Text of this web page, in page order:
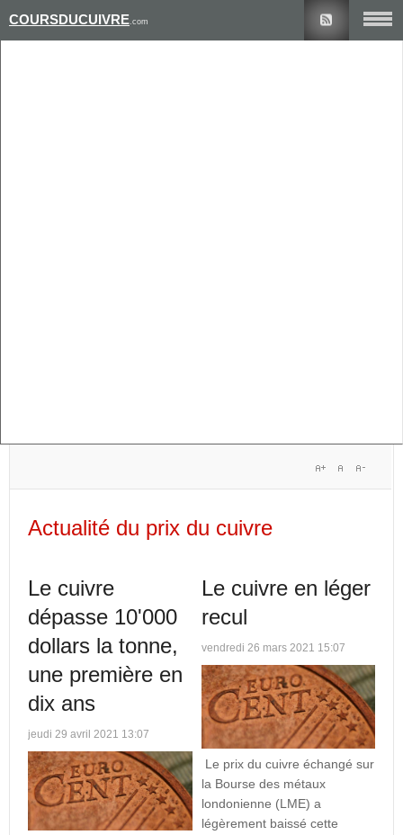
COURSDUCUIVRE.com
Actualité du prix du cuivre
Le cuivre
dépasse 10'000
dollars la tonne,
une première en
dix ans
jeudi 29 avril 2021 13:07
Le cuivre en léger
recul
vendredi 26 mars 2021 15:07
Le prix du cuivre échangé sur
la Bourse des métaux
londonienne (LME) a
légèrement baissé cette